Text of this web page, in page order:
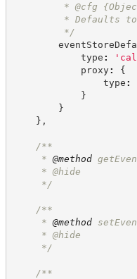
* @cfg
* Defaults to
*/
type : '
proxy:
{
type :
}
}
} ,
/**
* @method
* @hide
*/
/**
* @method
* @hide
*/
/**